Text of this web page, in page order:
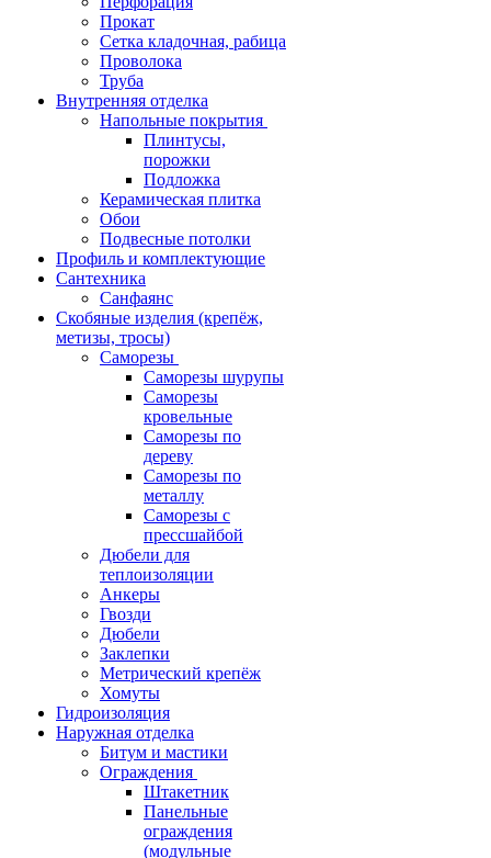
Прокат
Сетка кладочная, рабица
Проволока
Труба
Внутренняя отделка
Напольные покрытия
Плинтусы,
порожки
Подложка
Керамическая плитка
Обои
Подвесные потолки
Профиль и комплектующие
Сантехника
Санфаянс
Скобяные изделия (крепёж,
метизы, тросы)
Саморезы
Саморезы шурупы
Саморезы
кровельные
Саморезы по
дереву
Саморезы по
металлу
Саморезы с
прессшайбой
Дюбели для
теплоизоляции
Анкеры
Гвозди
Дюбели
Заклепки
Метрический крепёж
Хомуты
Гидроизоляция
Наружная отделка
Битум и мастики
Ограждения
Штакетник
Панельные
ограждения
(модульные